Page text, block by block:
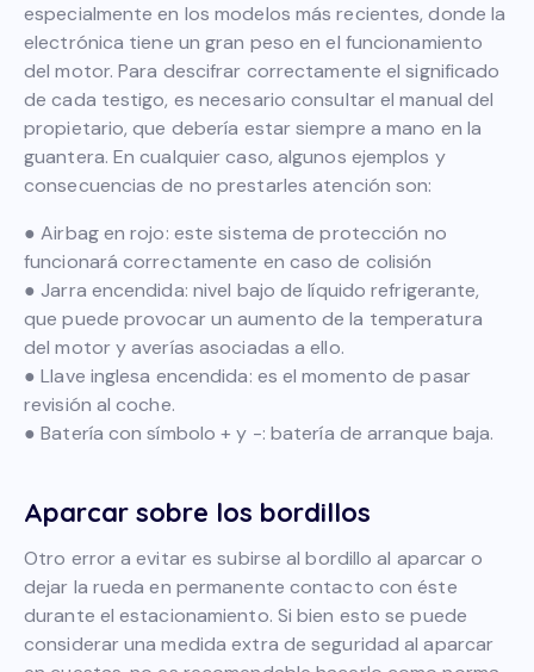
especialmente en los modelos más recientes, donde la
electrónica tiene un gran peso en el funcionamiento
del motor. Para descifrar correctamente el significado
de cada testigo, es necesario consultar el manual del
propietario, que debería estar siempre a mano en la
guantera. En cualquier caso, algunos ejemplos y
consecuencias de no prestarles atención son:
● Airbag en rojo: este sistema de protección no
funcionará correctamente en caso de colisión
● Jarra encendida: nivel bajo de líquido refrigerante,
que puede provocar un aumento de la temperatura
del motor y averías asociadas a ello.
● Llave inglesa encendida: es el momento de pasar
revisión al coche.
● Batería con símbolo + y -: batería de arranque baja.
Aparcar sobre los bordillos
Otro error a evitar es subirse al bordillo al aparcar o
dejar la rueda en permanente contacto con éste
durante el estacionamiento. Si bien esto se puede
considerar una medida extra de seguridad al aparcar